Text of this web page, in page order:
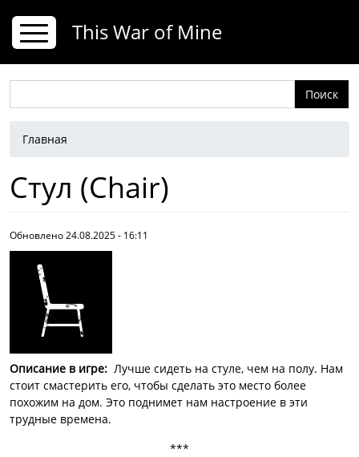
This War of Mine
Строка навигации
Главная
Стул (Chair)
Обновлено 24.08.2025 - 16:11
Описание в игре: Лучше сидеть на стуле, чем на полу. Нам
стоит смастерить его, чтобы сделать это место более
похожим на дом. Это поднимет нам настроение в эти
трудные времена.
***